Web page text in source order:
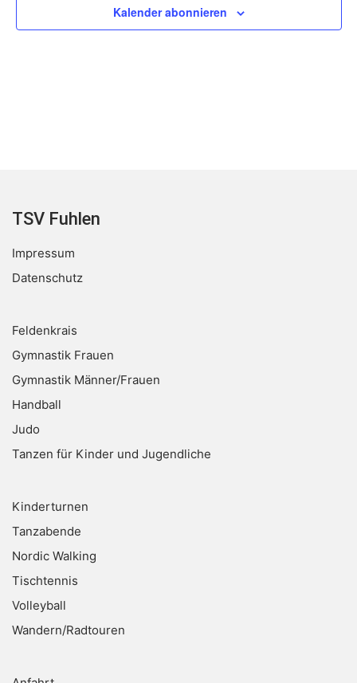
Kalender abonnieren
TSV Fuhlen
Impressum
Datenschutz
Feldenkrais
Gymnastik Frauen
Gymnastik Männer/Frauen
Handball
Judo
Tanzen für Kinder und Jugendliche
Kinderturnen
Tanzabende
Nordic Walking
Tischtennis
Volleyball
Wandern/Radtouren